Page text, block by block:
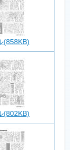
(858KB)
(802KB)